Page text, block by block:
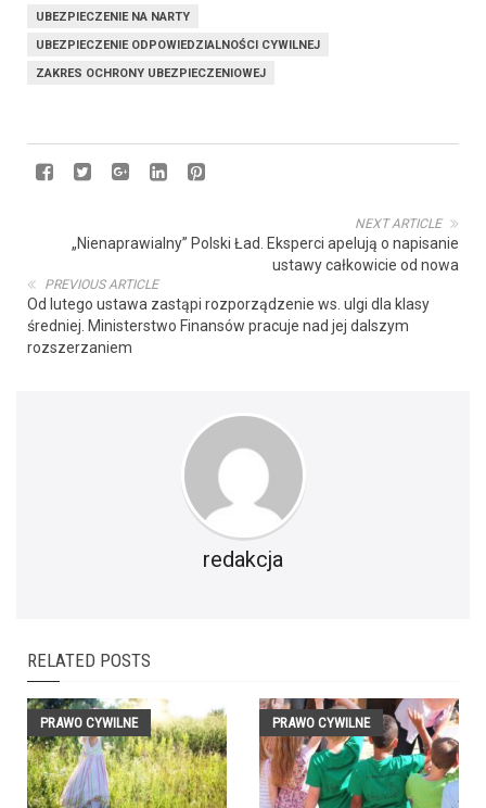
UBEZPIECZENIE NA NARTY
UBEZPIECZENIE ODPOWIEDZIALNOŚCI CYWILNEJ
ZAKRES OCHRONY UBEZPIECZENIOWEJ
NEXT ARTICLE
„Nienaprawialny” Polski Ład. Eksperci apelują o napisanie
ustawy całkowicie od nowa
PREVIOUS ARTICLE
Od lutego ustawa zastąpi rozporządzenie ws. ulgi dla klasy
średniej. Ministerstwo Finansów pracuje nad jej dalszym
rozszerzaniem
redakcja
RELATED POSTS
PRAWO CYWILNE PRAWO CYWILNE